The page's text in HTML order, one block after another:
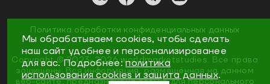
Политика обработки конфиденциальных данных
Copyright ©2023-2026worldmarketstudies. Все права
защищены. Вся информация, размещённая на данном
веб-сайте, предназначена только для персонального
Мы обрабатываем cookies, чтобы сделать
наш сайт удобнее и персонализированее
для вас. Подробнее:политика
использования cookies и защита данных.